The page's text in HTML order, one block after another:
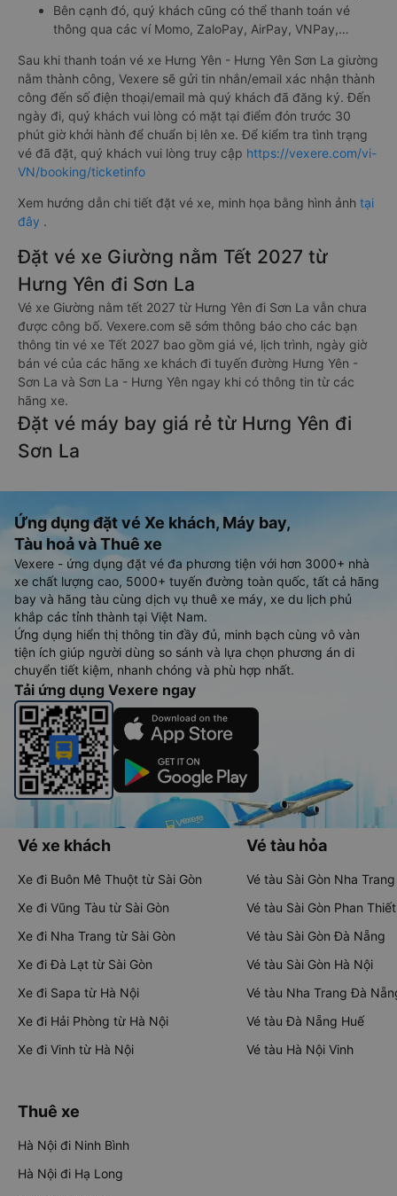
Bên cạnh đó, quý khách cũng có thể thanh toán vé
thông qua các ví Momo, ZaloPay, AirPay, VNPay,…
Sau khi thanh toán vé xe Hưng Yên - Hưng Yên Sơn La giường
nằm thành công, Vexere sẽ gửi tin nhắn/email xác nhận thành
công đến số điện thoại/email mà quý khách đã đăng ký. Đến
ngày đi, quý khách vui lòng có mặt tại điểm đón trước 30
phút giờ khởi hành để chuẩn bị lên xe. Để kiểm tra tình trạng
vé đã đặt, quý khách vui lòng truy cập https://vexere.com/vi-
VN/booking/ticketinfo
Xem hướng dẫn chi tiết đặt vé xe, minh họa bằng hình ảnh tại
đây .
Đặt vé xe Giường nằm Tết 2027 từ
Hưng Yên đi Sơn La
Vé xe Giường nằm tết 2027 từ Hưng Yên đi Sơn La vẫn chưa
được công bố. Vexere.com sẽ sớm thông báo cho các bạn
thông tin vé xe Tết 2027 bao gồm giá vé, lịch trình, ngày giờ
bán vé của các hãng xe khách đi tuyến đường Hưng Yên -
Sơn La và Sơn La - Hưng Yên ngay khi có thông tin từ các
hãng xe.
Đặt vé máy bay giá rẻ từ Hưng Yên đi
Sơn La
Ứng dụng đặt vé Xe khách, Máy bay,
Tàu hoả và Thuê xe
Vexere - ứng dụng đặt vé đa phương tiện với hơn 3000+ nhà
xe chất lượng cao, 5000+ tuyến đường toàn quốc, tất cả hãng
bay và hãng tàu cùng dịch vụ thuê xe máy, xe du lịch phủ
khắp các tỉnh thành tại Việt Nam.
Ứng dụng hiển thị thông tin đầy đủ, minh bạch cùng vô vàn
tiện ích giúp người dùng so sánh và lựa chọn phương án di
chuyển tiết kiệm, nhanh chóng và phù hợp nhất.
Tải ứng dụng Vexere ngay
Vé xe khách
Xe đi Buôn Mê Thuột từ Sài Gòn
Xe đi Vũng Tàu từ Sài Gòn
Xe đi Nha Trang từ Sài Gòn
Xe đi Đà Lạt từ Sài Gòn
Xe đi Sapa từ Hà Nội
Xe đi Hải Phòng từ Hà Nội
Xe đi Vinh từ Hà Nội
Vé tàu hỏa
Vé tàu Sài Gòn Nha Trang
Vé tàu Sài Gòn Phan Thiết
Vé tàu Sài Gòn Đà Nẵng
Vé tàu Sài Gòn Hà Nội
Vé tàu Nha Trang Đà
Vé tàu Đà Nẵng Huế
Vé tàu Hà Nội Vinh
Thuê xe
Hà Nội đi Ninh Bình
Hà Nội đi Hạ Long